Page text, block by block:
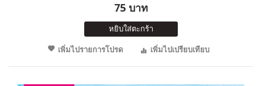
75 บาท
หยิบใส่ตะกร้า
เพิ่มไปรายการโปรด
เพิ่มไปเปรียบเทียบ